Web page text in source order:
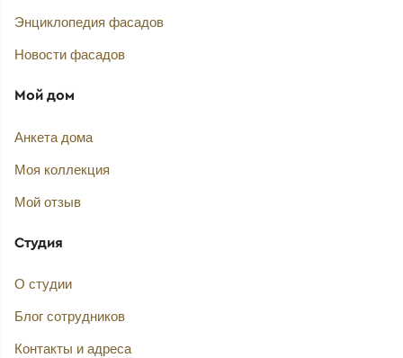
Энциклопедия фасадов
Новости фасадов
Мой дом
Анкета дома
Моя коллекция
Мой отзыв
Студия
О студии
Блог сотрудников
Контакты и адреса